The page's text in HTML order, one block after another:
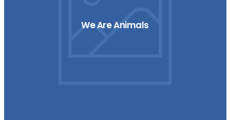
We Are Animals